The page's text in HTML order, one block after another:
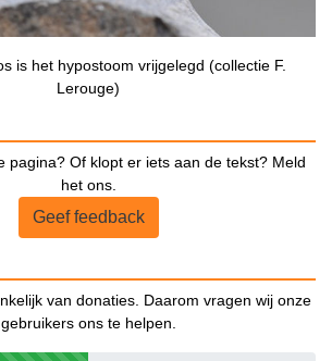
is het hypostoom vrijgelegd (collectie F.
Lerouge)
pagina? Of klopt er iets aan de tekst? Meld
het ons.
Geef feedback
van donaties. Daarom vragen wij onze
gebruikers ons te helpen.